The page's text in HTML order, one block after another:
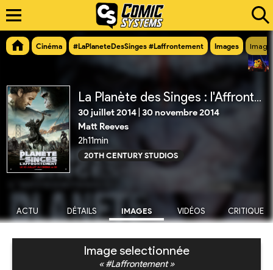
Cinéma #LaPlaneteDesSinges #Laffrontement Images Image
La Planète des Singes : l'Affrontement
30 juillet 2014 30 novembre 2014
Matt Reeves
2h11min
20TH CENTURY STUDIOS
ACTU DÉTAILS IMAGES VIDÉOS CRITIQUE
Image selectionnée
« #Laffrontement »